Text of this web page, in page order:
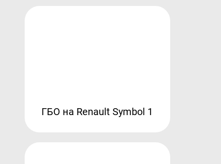
ГБО на Renault Symbol 1